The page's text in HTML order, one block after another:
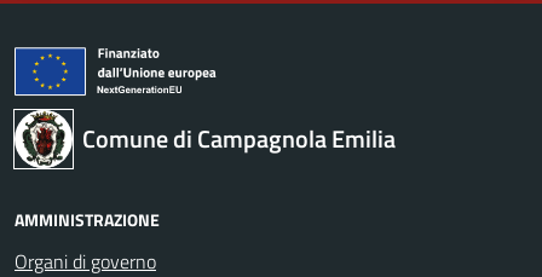
Comune di Campagnola Emilia
AMMINISTRAZIONE
Organi di governo